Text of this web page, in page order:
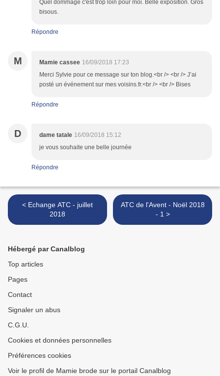
Quel dommage c'est trop loin pour moi. Belle exposition. Gros
bisous.
Répondre
M Mamie cassee 16/09/2018 17:23
Merci Sylvie pour ce message sur ton blog.<br /> <br /> J’ai
posté un événement sur mes voisins.fr.<br /> <br /> Bises
Répondre
D dame tatale 16/09/2018 15:12
je vous souhaite une belle journée
Répondre
< Echange ATC - juillet
2018
ATC de l'Avent - Noël 2018
- 1 >
Hébergé par Canalblog
Top articles
Pages
Contact
Signaler un abus
C.G.U.
Cookies et données personnelles
Préférences cookies
Voir le profil de Mamie brode sur le portail Canalblog